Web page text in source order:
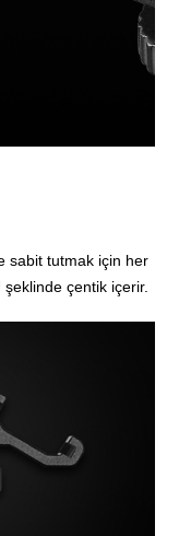
sabit tutmak için her
şeklinde çentik içerir.